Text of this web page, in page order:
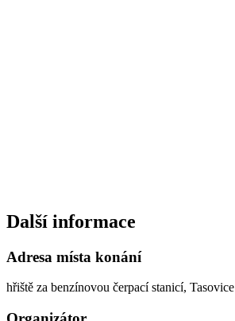
Další informace
Adresa místa konání
hřiště za benzínovou čerpací stanicí, Tasovice